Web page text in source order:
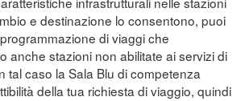
e destinazione lo consentono, puoi
di viaggi che
anche stazioni non abilitate ai servizi di
tal caso la Sala Blu di competenza
della tua richiesta di viaggio, quindi